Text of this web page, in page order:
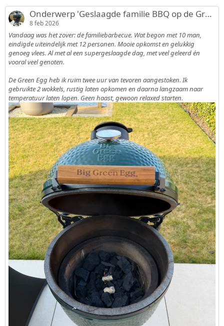
Onderwerp 'Geslaagde familie BBQ op de Green Egg L'
8 feb 2026
Vandaag was het zover: de familiebarbecue. Wat begon met 10 man,
eindigde uiteindelijk met 12 personen. Mooie opkomst en gelukkig
genoeg vlees. Al met al een supergeslaagde dag, met veel geleerd én
vooral veel genoten.
De Green Egg heb ik ruim twee uur van tevoren aangestoken. Ik
gebruikte 2 wokkels, rustig laten opkomen en daarna langzaam naar
temperatuur laten lopen. Geen haast, gewoon relaxed starten.